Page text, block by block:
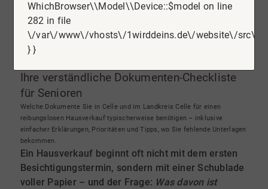
Ihre verständliche Dokumenten-Checkliste
für Senioren
Welche Dokumente Sie in Celle und im Landkreis Celle für einen
reibungslosen Hausverkauf typischerweise benötigen – inklusive
einfacher Erklärungen, Prioritäten und Tipps, wo Sie fehlende Unterlagen
bekommen.
Ein Hausverkauf beginnt oft nicht mit dem ersten
Besichtigungstermin, sondern mit einer Schublade
voller Papier – und der Frage: Was davon ist
WhichBrowser\\Model\\Device::$model on line
282 in file
\/var\/www\/vhosts\/1wirddeins.de\/website\/src\/
} }